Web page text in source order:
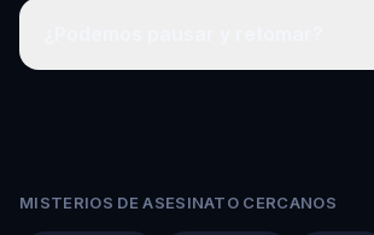
MISTERIOS DE ASESINATO CERCANOS